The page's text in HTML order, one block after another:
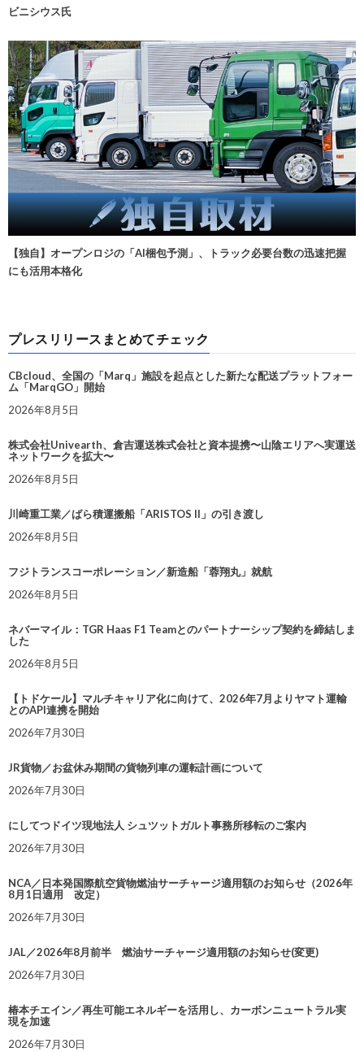
ビニシウス氏
【独自】オープンロジの「AI梱包予測」、トラック必要台数の迅速把握
にも活用本格化
プレスリリースまとめてチェック
CBcloud、全国の「Marq」施設を起点とした新たな配送プラットフォー
ム「MarqGO」開始
2026年8月5日
株式会社Univearth、倉吉運送株式会社と資本提携〜山陰エリアへ実運送
ネットワークを拡大〜
2026年8月5日
川崎重工業／ばら積運搬船「ARISTOS II」の引き渡し
2026年8月5日
フジトランスコーポレーション／新造船「蓉翔丸」就航
2026年8月5日
ネバーマイル：TGR Haas F1 Teamとのパートナーシップ契約を締結しま
した
2026年8月5日
【トドケール】マルチキャリア化に向けて、2026年7月よりヤマト運輸
とのAPI連携を開始
2026年7月30日
JR貨物／お盆休み期間の貨物列車の運転計画について
2026年7月30日
にしてつドイツ現地法人 シュツットガルト事務所移転のご案内
2026年7月30日
NCA／日本発国際航空貨物燃油サーチャージ適用額のお知らせ（2026年
8月1日適用 改定）
2026年7月30日
JAL／2026年8月前半 燃油サーチャージ適用額のお知らせ(変更)
2026年7月30日
椿本チエイン／再生可能エネルギーを活用し、カーボンニュートラル実
現を加速
2026年7月30日